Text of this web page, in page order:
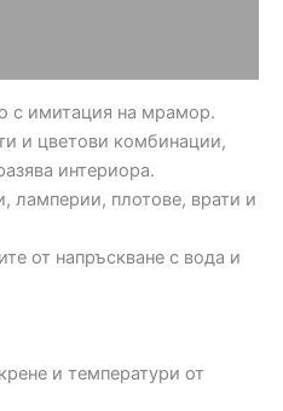
с имитация на мрамор.
и цветови комбинации,
интериора.
ламперии, плотове, врати и
от напръскване с вода и
и температури от